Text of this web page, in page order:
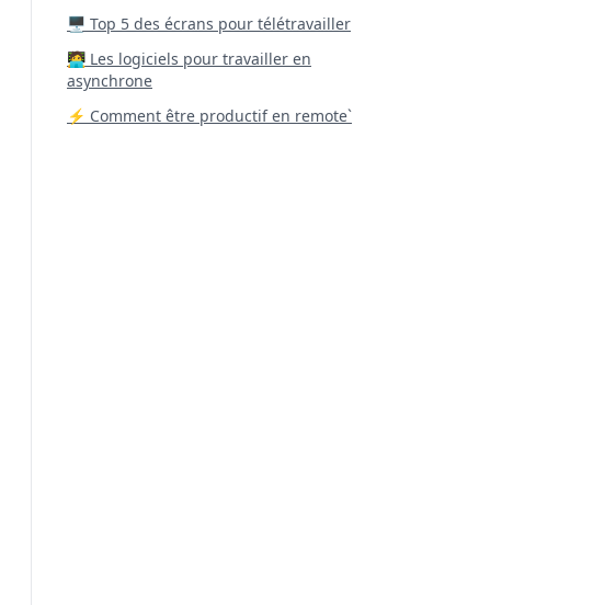
🖥️ Top 5 des écrans pour télétravailler
‍🧑‍💻 Les logiciels pour travailler en
asynchrone
⚡ Comment être productif en remote`